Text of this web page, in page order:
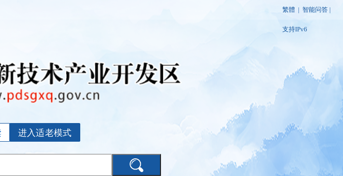
繁體 | 智能问答 |
支持IPv6
进入适老模式